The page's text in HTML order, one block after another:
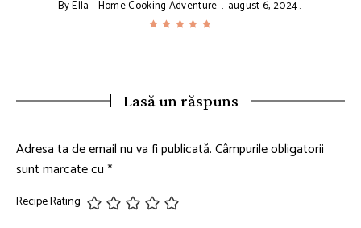
ByElla - Home Cooking Adventure august 6, 2024
Lasă un răspuns
Adresa ta de email nu va fi publicată.Câmpurile obligatorii
sunt marcate cu*
Recipe Rating